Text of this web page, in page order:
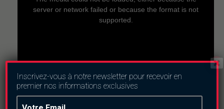
server or network failed or because the format is not
supported.
Inscrivez-vous à notre newsletter pour recevoir en
premier nos informations exclusives